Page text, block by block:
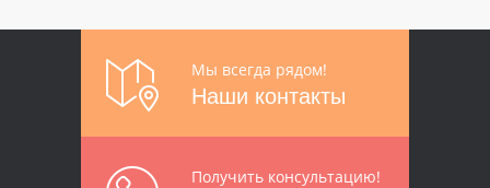
Мы всегда рядом!
Наши контакты
Получить консультацию!